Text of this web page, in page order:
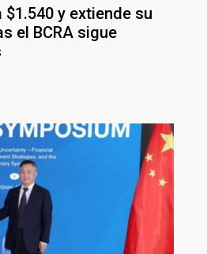
y extiende su
el BCRA sigue